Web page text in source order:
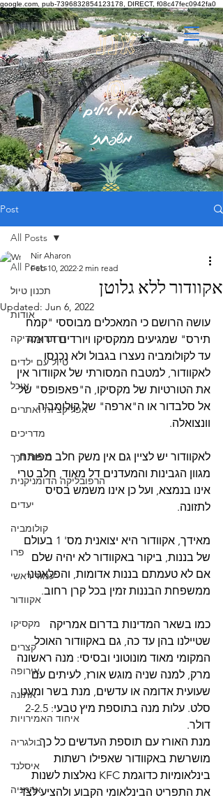
google.com, pub-7396832854123178, DIRECT, f08c47fec0942fa0
אננ
ס
בלוג טיולים
משפחתי
Post
All Posts
תכנון טיול
אודות
דרום אמריקה
טיול עם ילדים
אוכל
אפליקציות ואתרים
מדריכים
סיפור דרך
הרפובליקה הדומניקנית
יעדים
קולומביה
פרו
עמוד ראשי
אקוודור
מקסיקו
קצרים
אירופה
אתונה
איחוד האמירויות
בולגריה
איסלנד
ארמניה
All Posts
אקוודור ללא גלוטן
Nir Aharon
Feb 10, 2022 2 min read
Updated: Jun 6, 2022
עושה הרושם כי המאכלים מבוססי "קמח
תירס" שמגיעים ממקסיקו ויורדים דרומה
עד לקולומביה נעצרו בגבול ולא נכנסו
לאקוודור, למטבח המסורתי של אקוודור אין
את הטורטיות של מקסיקו, ה"פאפופס" של
אל סלבדור או ה"ארפה" של קולומביה
וונצואלה.
לאקוודור יש לציין גם אין משק חלב מפותח,
מגוון הגבינות והמעדנים דל מאוד, חלב טרי
אינו בנמצא, ועל כן אינו משמש בסיס
לתזונה.
מאידך, אקוודור היא יצואנית מס' 1 בעולם
של בננות, ביקור באקוודור לא יהיה שלם
אם לא טעמתם בננות אדומות, והפלאטנו
ממשפחת הבננות זמין בכל קרן רחוב.
כמו בשאר המדינות בדרום אמריקה
שטיילנו בהן עד כה, גם באקוודור האוכל
המקומי מאוד מונוטוני ובסיסי: מנה ראשונה
מרק, למנה שניה מוגש אורז, לעיתים עם
שעועית אדומה או עדשים, מנת בשר ומעט
דולר.
מנת האורז עם תוספת העדשים כל כך
מושרשת באקוודור שאפילו רשתות
בינלאומיות כדוגמת KFC נאלצות לשנות
את התפריט הבינלאומי הקבוע ולהציע לצד